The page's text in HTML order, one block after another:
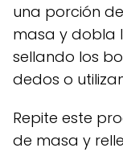
una porción
masa y dobla
sellando los
dedos o
Repite este
de masa y